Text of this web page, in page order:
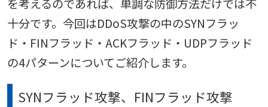
を考えるのであれば、単調な防御方法だけでは不
十分です。今回はDDoS攻撃の中のSYNフラッ
ド・FINフラッド・ACKフラッド・UDPフラッド
の4パターンについてご紹介します。
SYNフラッド攻撃、FINフラッド攻撃